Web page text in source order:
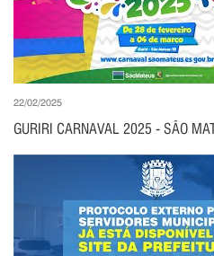
22/02/2025
GURIRI CARNAVAL 2025 - SÃO